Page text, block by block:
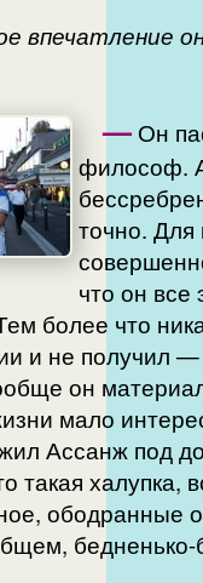
впечатление
— Он
философ.
точно. Для
что он все
более что
и не получил —
он
мало
Ассанж под
такая халупка,
ободранные
бедненько-